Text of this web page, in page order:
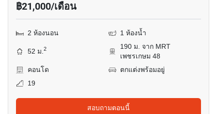
฿21,000/เดือน
2 ห้องนอน 1 ห้องน้ำ
52 ม.2
190 ม. จาก MRT
เพชรเกษม 48
คอนโด
ตกแต่งพร้อมอยู่
19
สอบถามตอนนี้